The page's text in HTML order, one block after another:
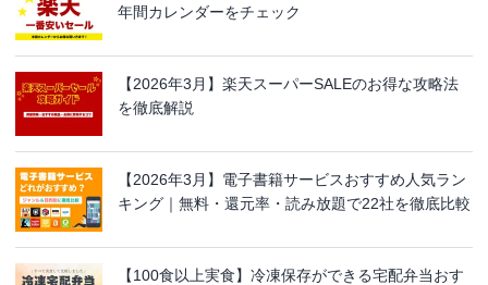
年間カレンダーをチェック
【2026年3月】楽天スーパーSALEのお得な攻略法
を徹底解説
【2026年3月】電子書籍サービスおすすめ人気ラン
キング｜無料・還元率・読み放題で22社を徹底比較
【100食以上実食】冷凍保存ができる宅配弁当おす